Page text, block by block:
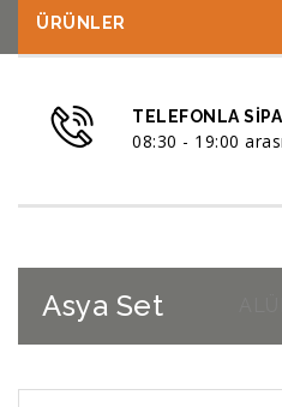
ÜRÜNLER
TELEFONLA
08:30 - 19:00 arası
Asya Set